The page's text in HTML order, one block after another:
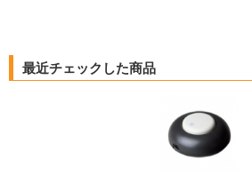
最近チェックした商品